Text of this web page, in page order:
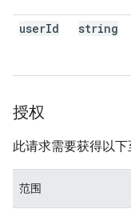
userId string
授权
此请求需要获得以下
范围